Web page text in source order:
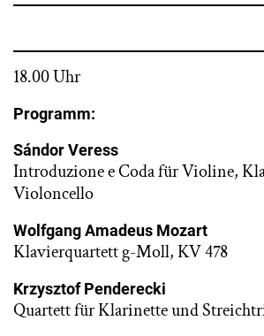
18.00 Uhr
Programm:
Sándor Veress
Introduzione e Coda für Violine,
Violoncello
Wolfgang Amadeus Mozart
Klavierquartett g-Moll, KV 478
Krzysztof Penderecki
Quartett für Klarinette und